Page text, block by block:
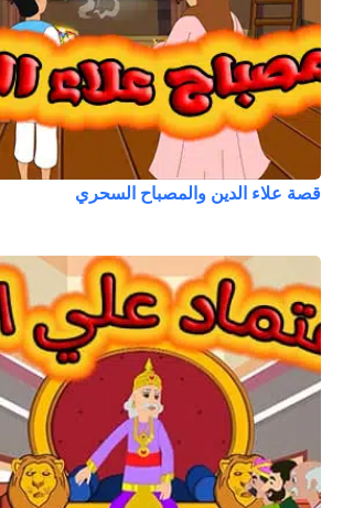
قصة علاء الدين والمصباح السحري